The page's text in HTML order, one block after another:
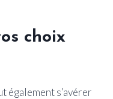
choix
également s’avérer